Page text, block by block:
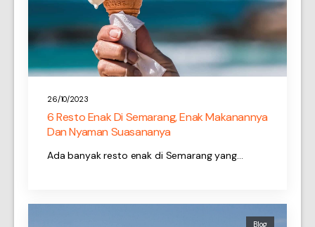
26/10/2023
6 Resto Enak Di Semarang, Enak Makanannya
Dan Nyaman Suasananya
Ada banyak resto enak di Semarang yang…
Blog